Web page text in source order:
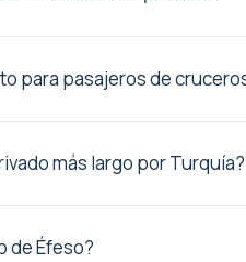
para pasajeros de
más largo por Turquía?
de Éfeso?